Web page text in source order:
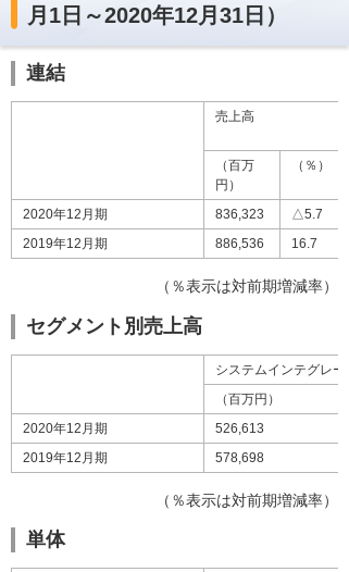
月1日～2020年12月31日）
連結
売上高
（百万
円）
（％）
2020年12月期 836,323
△5.7
2019年12月期
886,536 16.7
（％表示は対前期増減率）
セグメント別売上高
システムインテグレー
（百万円）
2020年12月期
526,613
2019年12月期
578,698
（％表示は対前期増減率）
単体